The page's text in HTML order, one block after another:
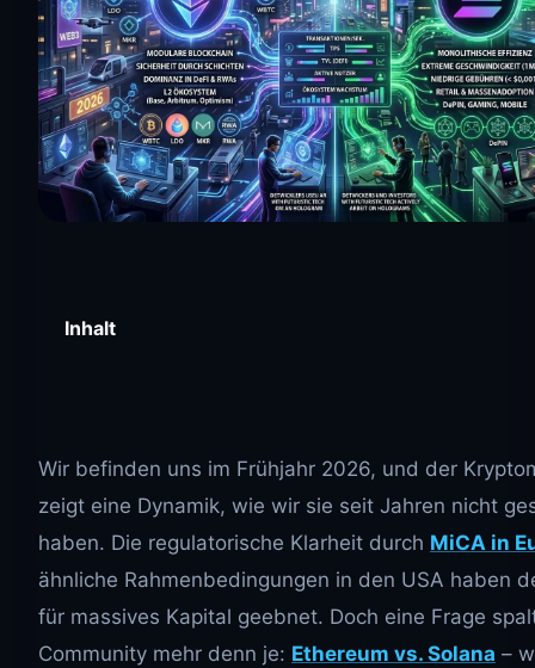
Inhalt
Wir befinden uns im Frühjahr 2026, und der
zeigt eine Dynamik, wie wir sie seit Jahren nicht
haben. Die regulatorische Klarheit durch MiCA in
ähnliche Rahmenbedingungen in den USA haben
für massives Kapital geebnet. Doch eine Frage
Community mehr denn je: Ethereum vs. Solana –